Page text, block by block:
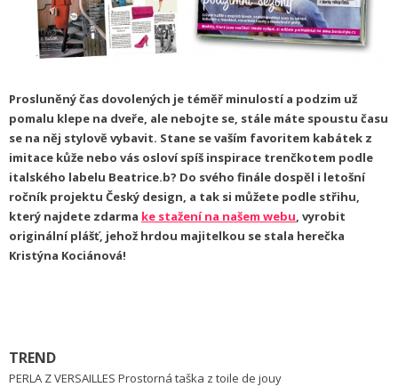
Prosluněný čas dovolených je téměř minulostí a podzim už
pomalu klepe na dveře, ale nebojte se, stále máte spoustu času
se na něj stylově vybavit. Stane se vaším favoritem kabátek z
imitace kůže nebo vás osloví spíš inspirace trenčkotem podle
italského labelu Beatrice.b? Do svého finále dospěl i letošní
ročník projektu Český design, a tak si můžete podle střihu,
který najdete zdarma ke stažení na našem webu, vyrobit
originální plášť, jehož hrdou majitelkou se stala herečka
Kristýna Kociánová!
TREND
PERLA Z VERSAILLES Prostorná taška z toile de jouy